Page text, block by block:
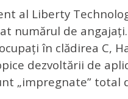
al Liberty
numărul de
în clădirea C,
dezvoltării de
„impregnate” total